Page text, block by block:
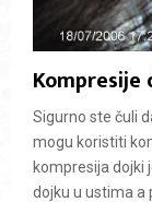
Kompresije
Sigurno ste čuli
mogu koristiti
kompresija dojki
dojku u ustima a